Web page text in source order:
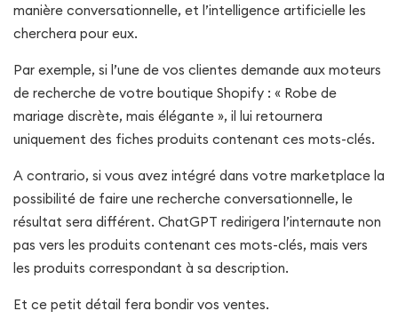
manière conversationnelle, et l’intelligence artificielle les
cherchera pour eux.
Par exemple, si l’une de vos clientes demande aux moteurs
de recherche de votre boutique Shopify : « Robe de
mariage discrète, mais élégante », il lui retournera
uniquement des fiches produits contenant ces mots-clés.
A contrario, si vous avez intégré dans votre marketplace la
possibilité de faire une recherche conversationnelle, le
résultat sera différent. ChatGPT redirigera l’internaute non
pas vers les produits contenant ces mots-clés, mais vers
les produits correspondant à sa description.
Et ce petit détail fera bondir vos ventes.